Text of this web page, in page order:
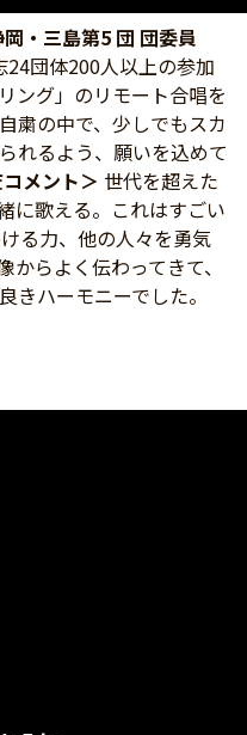
岡・三島第5 団 団委員
団体200人以上の参加
ング」のリモート合唱を
粛の中で、少しでもスカ
れるよう、願いを込めて
メント＞ 世代を超えた
に歌える。これはすごい
る力、他の人々を勇気
らよく伝わってきて、
きハーモニーでした。